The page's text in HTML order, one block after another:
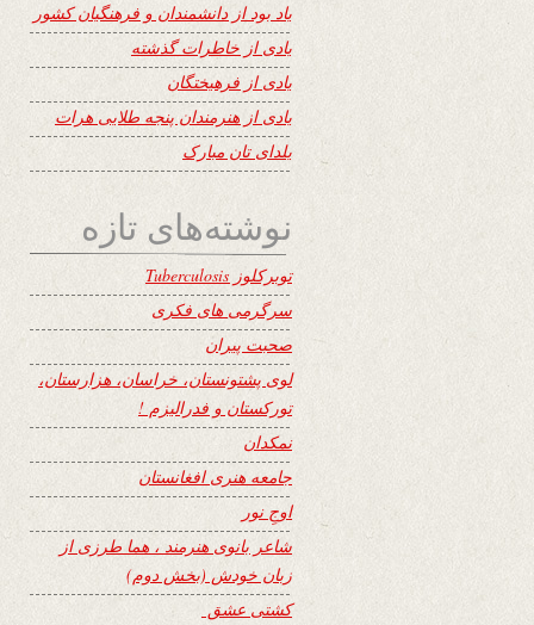
یاد بود از دانشمندان و فرهنگیان کشور
یادی از خاطرات گذشته
یادی از فرهیختگان
یادی از هنرمندان پنجه طلایی هرات
یلدای تان مبارک
نوشته‌های تازه
توبرکلوز Tuberculosis
سرگرمی های فکری
صحبت پیران
لوی پشتونستان، خراسان، هزارستان،
تورکستان و فدرالیزم !
نمکدان
جامعه هنری افغانستان
اوجِ نور
شاعر بانوی هنرمند ، هما طرزی از
زبان خودش (بخش دوم)
کشتی عشق